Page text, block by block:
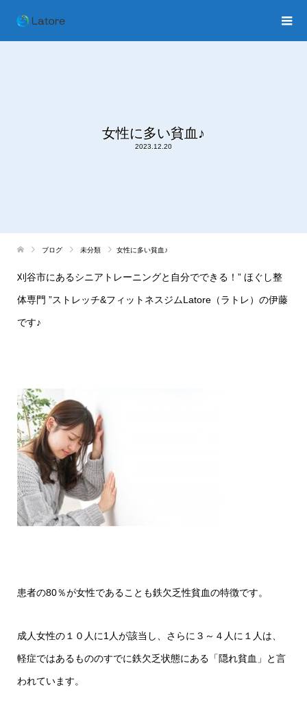
女性に多い貧血♪
2023.12.20
ブログ 未分類 女性に多い貧血♪
刈谷市にあるシニアトレーニングと自分でできる！” ほぐし整
体専門 ”ストレッチ&フィットネスジムLatore（ラトレ）の伊藤
です♪
患者の80％が女性であることも鉄欠乏性貧血の特徴です。
成人女性の１０人に1人が該当し、さらに３～４人に１人は、
軽症ではあるもののすでに鉄欠乏状態にある「隠れ貧血」と言
われています。